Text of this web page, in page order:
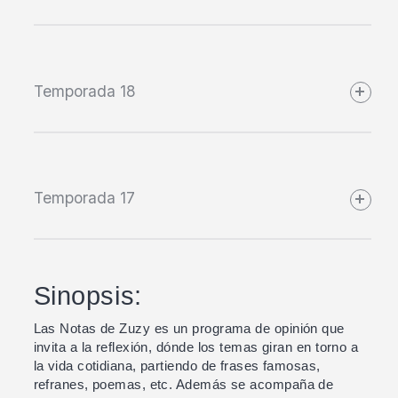
Temporada 18
Temporada 17
Sinopsis:
Las Notas de Zuzy es un programa de opinión que
invita a la reflexión, dónde los temas giran en torno a
la vida cotidiana, partiendo de frases famosas,
refranes, poemas, etc. Además se acompaña de